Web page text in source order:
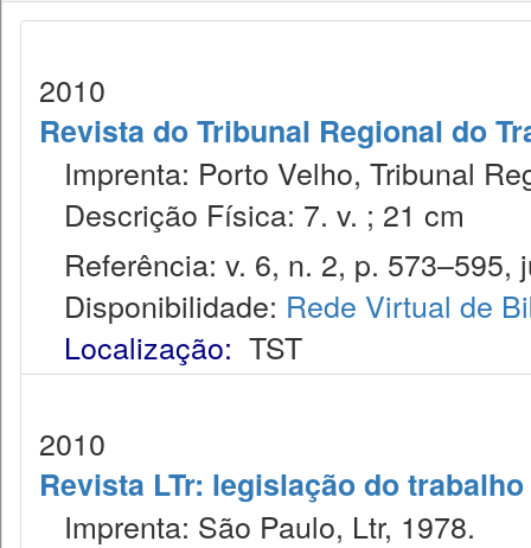
2010
Revista do Tribunal Regional do
Imprenta: Porto Velho, Tribunal
Descrição Física: 7. v. ; 21 cm
Referência: v. 6, n. 2, p. 573–595,
Disponibilidade: Rede Virtual de
Localização: TST
2010
Revista LTr: legislação do trabalho
Imprenta: São Paulo, Ltr, 1978.